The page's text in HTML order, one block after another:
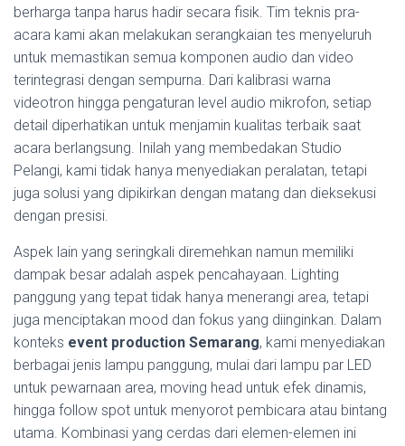
berharga tanpa harus hadir secara fisik. Tim teknis pra-
acara kami akan melakukan serangkaian tes menyeluruh
untuk memastikan semua komponen audio dan video
terintegrasi dengan sempurna. Dari kalibrasi warna
videotron hingga pengaturan level audio mikrofon, setiap
detail diperhatikan untuk menjamin kualitas terbaik saat
acara berlangsung. Inilah yang membedakan Studio
Pelangi, kami tidak hanya menyediakan peralatan, tetapi
juga solusi yang dipikirkan dengan matang dan dieksekusi
dengan presisi.
Aspek lain yang seringkali diremehkan namun memiliki
dampak besar adalah aspek pencahayaan. Lighting
panggung yang tepat tidak hanya menerangi area, tetapi
juga menciptakan mood dan fokus yang diinginkan. Dalam
konteks event production Semarang, kami menyediakan
berbagai jenis lampu panggung, mulai dari lampu par LED
untuk pewarnaan area, moving head untuk efek dinamis,
hingga follow spot untuk menyorot pembicara atau bintang
utama. Kombinasi yang cerdas dari elemen-elemen ini